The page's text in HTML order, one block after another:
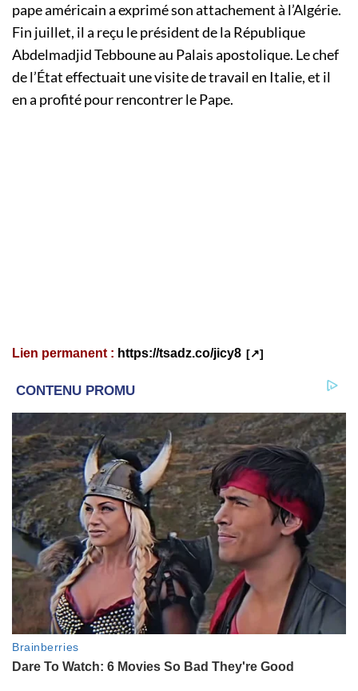
pape américain a exprimé son attachement à l’Algérie.
Fin juillet, il a reçu le président de la République
Abdelmadjid Tebboune au Palais apostolique. Le chef
de l’État effectuait une visite de travail en Italie, et il
en a profité pour rencontrer le Pape.
Lien permanent : https://tsadz.co/jicy8